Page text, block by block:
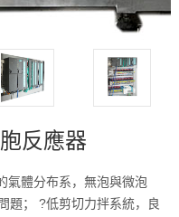
反應器
氣體分布系，無泡與微泡
題； ?低剪切力拌系統，良